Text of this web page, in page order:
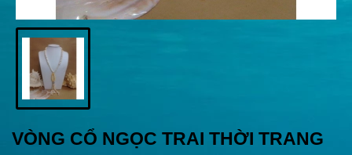
VÒNG CỔ NGỌC TRAI THỜI TRANG